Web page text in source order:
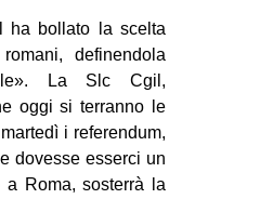
ha bollato la scelta
definendola
La Slc Cgil,
oggi si terranno le
i referendum,
dovesse esserci un
a Roma, sosterrà la